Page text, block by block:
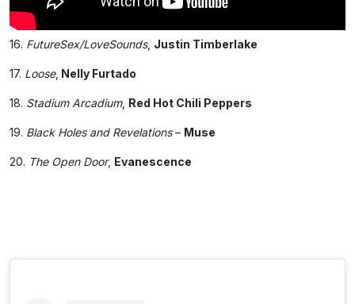
16. FutureSex/LoveSounds, Justin Timberlake
17. Loose, Nelly Furtado
18. Stadium Arcadium, Red Hot Chili Peppers
19. Black Holes and Revelations– Muse
20. The Open Door, Evanescence